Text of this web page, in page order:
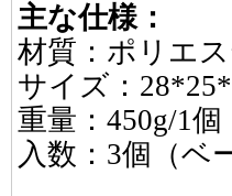
主な仕様：
材質：ポリエ
サイズ：
重量：450g/1個
入数：3個（ベ